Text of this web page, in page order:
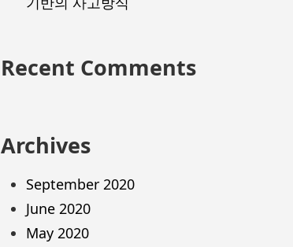
Recent Comments
Archives
September 2020
June 2020
May 2020